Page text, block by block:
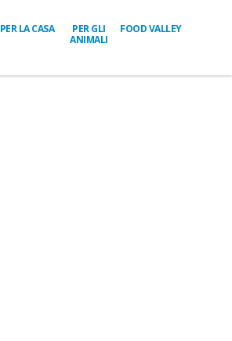
PER LA CASA
PER GLI
ANIMALI
FOOD VALLEY